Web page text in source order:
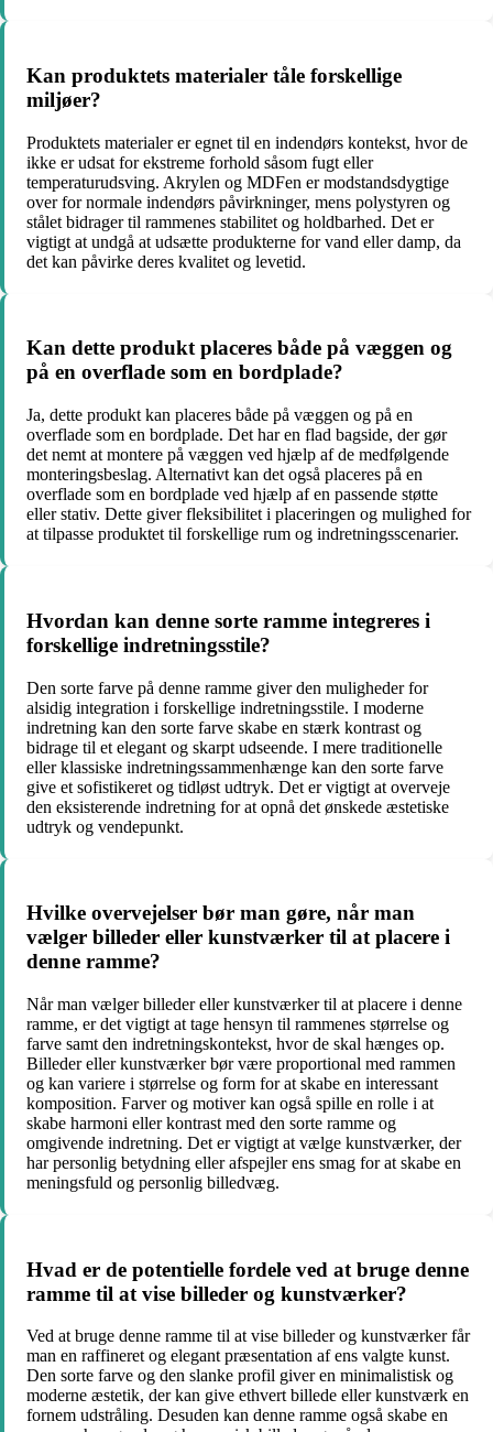
Kan produktets materialer tåle forskellige
miljøer?
Produktets materialer er egnet til en indendørs kontekst, hvor de
ikke er udsat for ekstreme forhold såsom fugt eller
temperaturudsving. Akrylen og MDFen er modstandsdygtige
over for normale indendørs påvirkninger, mens polystyren og
stålet bidrager til rammenes stabilitet og holdbarhed. Det er
vigtigt at undgå at udsætte produkterne for vand eller damp, da
det kan påvirke deres kvalitet og levetid.
Kan dette produkt placeres både på væggen og
på en overflade som en bordplade?
Ja, dette produkt kan placeres både på væggen og på en
overflade som en bordplade. Det har en flad bagside, der gør
det nemt at montere på væggen ved hjælp af de medfølgende
monteringsbeslag. Alternativt kan det også placeres på en
overflade som en bordplade ved hjælp af en passende støtte
eller stativ. Dette giver fleksibilitet i placeringen og mulighed for
at tilpasse produktet til forskellige rum og indretningsscenarier.
Hvordan kan denne sorte ramme integreres i
forskellige indretningsstile?
Den sorte farve på denne ramme giver den muligheder for
alsidig integration i forskellige indretningsstile. I moderne
indretning kan den sorte farve skabe en stærk kontrast og
bidrage til et elegant og skarpt udseende. I mere traditionelle
eller klassiske indretningssammenhænge kan den sorte farve
give et sofistikeret og tidløst udtryk. Det er vigtigt at overveje
den eksisterende indretning for at opnå det ønskede æstetiske
udtryk og vendepunkt.
Hvilke overvejelser bør man gøre, når man
vælger billeder eller kunstværker til at placere i
denne ramme?
Når man vælger billeder eller kunstværker til at placere i denne
ramme, er det vigtigt at tage hensyn til rammenes størrelse og
farve samt den indretningskontekst, hvor de skal hænges op.
Billeder eller kunstværker bør være proportional med rammen
og kan variere i størrelse og form for at skabe en interessant
komposition. Farver og motiver kan også spille en rolle i at
skabe harmoni eller kontrast med den sorte ramme og
omgivende indretning. Det er vigtigt at vælge kunstværker, der
har personlig betydning eller afspejler ens smag for at skabe en
meningsfuld og personlig billedvæg.
Hvad er de potentielle fordele ved at bruge denne
ramme til at vise billeder og kunstværker?
Ved at bruge denne ramme til at vise billeder og kunstværker får
man en raffineret og elegant præsentation af ens valgte kunst.
Den sorte farve og den slanke profil giver en minimalistisk og
moderne æstetik, der kan give ethvert billede eller kunstværk en
fornem udstråling. Desuden kan denne ramme også skabe en